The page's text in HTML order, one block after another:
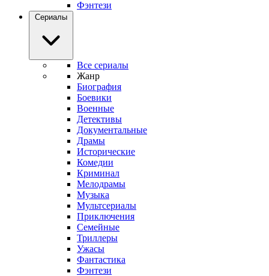
Фэнтези
Сериалы
Все сериалы
Жанр
Биография
Боевики
Военные
Детективы
Документальные
Драмы
Исторические
Комедии
Криминал
Мелодрамы
Музыка
Мультсериалы
Приключения
Семейные
Триллеры
Ужасы
Фантастика
Фэнтези